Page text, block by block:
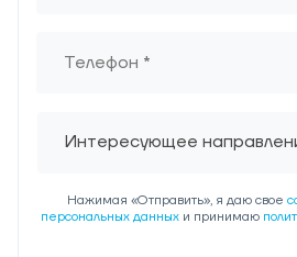
Интересующее
Нажимая «Отправить», я даю свое
персональных данных и принимаю